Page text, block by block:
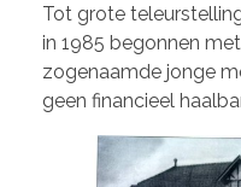
Tot grote
in 1985 begonnen
zogenaamde jonge
geen financieel